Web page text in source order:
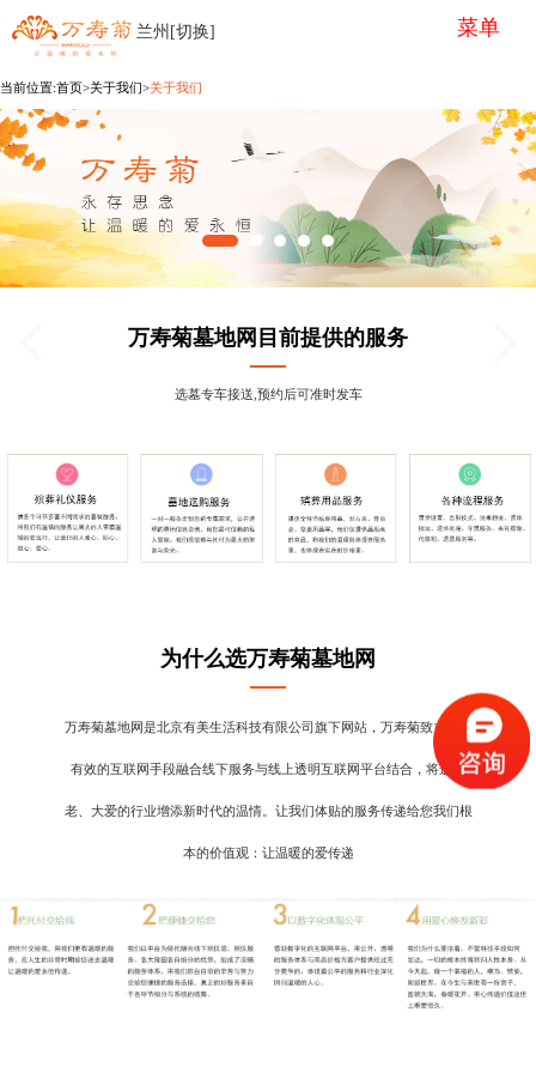
兰州[切换] 菜单
当前位置:首页>关于我们>关于我们
万寿菊墓地网目前提供的服务
选墓专车接送,预约后可准时发车
为什么选万寿菊墓地网
万寿菊墓地网是北京有美生活科技有限公司旗下网站，万寿菊致力于用
有效的互联网手段融合线下服务与线上透明互联网平台结合，将这古
老、大爱的行业增添新时代的温情。让我们体贴的服务传递给您我们根
本的价值观：让温暖的爱传递